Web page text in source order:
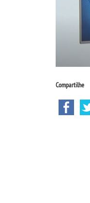
Compartilhe